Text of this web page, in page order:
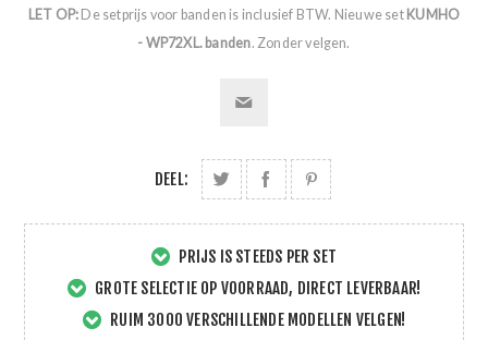
LET OP: De setprijs voor banden is inclusief BTW. Nieuwe set KUMHO
- WP72XL. banden. Zonder velgen.
DEEL:
PRIJS IS STEEDS PER SET
GROTE SELECTIE OP VOORRAAD, DIRECT LEVERBAAR!
RUIM 3000 VERSCHILLENDE MODELLEN VELGEN!